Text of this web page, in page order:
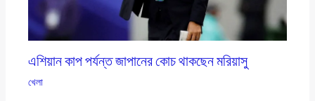
এশিয়ান কাপ পর্যন্ত জাপানের কোচ থাকছেন মরিয়াসু
খেলা